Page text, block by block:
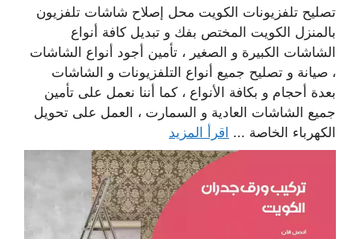
تصليح تلفزيونات الكويت محل إصلاح شاشات تلفزيون
بالمنزل الكويت المختص بفك و تبديل كافة أنواع
الشاشات الكبيرة و الصغير ، تأمين أجود أنواع الشاشات
، صيانة و تصليح جميع أنواع التلفزيونات و الشاشات
بعدة أحجام و بكافة الأنواع ، كما أننا نعمل على تأمين
جميع الشاشات العادية و السمارت ، العمل على تحويل
الكهرباء الخاصة ... اقرأ المزيد